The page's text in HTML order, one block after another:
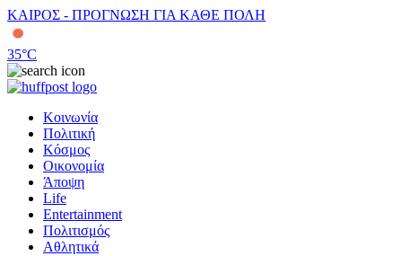
ΚΑΙΡΟΣ - ΠΡΟΓΝΩΣΗ ΓΙΑ ΚΑΘΕ ΠΟΛΗ
35°C
Κοινωνία
Πολιτική
Κόσμος
Οικονομία
Άποψη
Life
Entertainment
Πολιτισμός
Αθλητικά